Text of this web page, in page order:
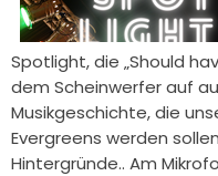
Spotlight, die „Should
dem Scheinwerfer auf
Musikgeschichte, die
Evergreens werden
Hintergründe.. Am